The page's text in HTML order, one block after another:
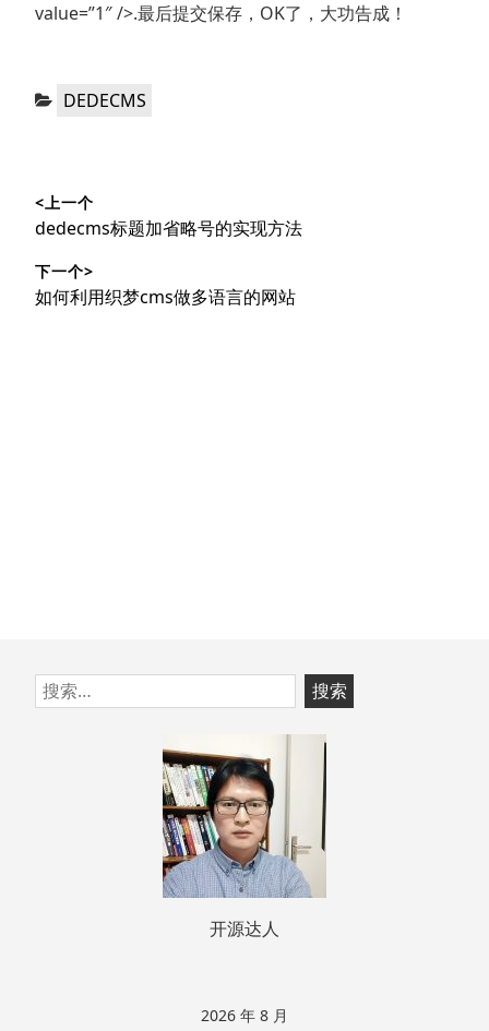
value=”1″ />.最后提交保存，OK了，大功告成！
分
DEDECMS
章
导
航
<上一个
上
文
章：
dedecms标题加省略号的实现方法
下一个>
下
如何利用织梦cms做多语言的网站
跳
至
搜
索：
开源达人
2026 年 8 月